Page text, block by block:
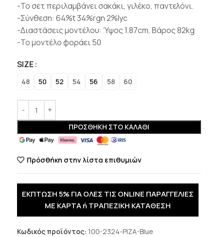
-Το σετ περιλαμβάνει σακάκι, γιλέκο, παντελόνι.
-Σύνθεση: 64%t 34%rgn 2%lyc
-Διαστάσεις μοντέλου: Ύψος 1.87cm, Βάρος 82kg
-Το μοντέλο φοράει 50
SIZE
48 50 52 54 56 58 60
ΠΡΟΣΘΉΚΗ ΣΤΟ ΚΑΛΆΘΙ
Πρόσθήκη στην λίστα επιθυμιών
ΕΚΠΤΩΣΗ 5% ΓΙΑ ΟΛΕΣ ΤΙΣ ONLINE ΠΑΡΑΓΓΕΛΙΕΣ
ΜΕ ΚΑΡΤΑ ή ΤΡΑΠΕΖΙΚΗ ΚΑΤΑΘΕΣΗ
Κωδικός προϊόντος: 100-2324-PIZA-Blue